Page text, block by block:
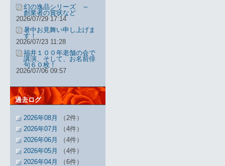
幻の逸品シリーズ ～
創業者の賞状など
2026/07/29 17:14
暑中お見舞い申し上げま
す！
2026/07/23 11:28
福井１００年老舗の会で
講演、そして、お名前俳
句６０枚！
2026/07/06 09:57
過去ログ
2026年08月
（2件）
2026年07月
（4件）
2026年06月
（4件）
2026年05月
（4件）
2026年04月
（6件）